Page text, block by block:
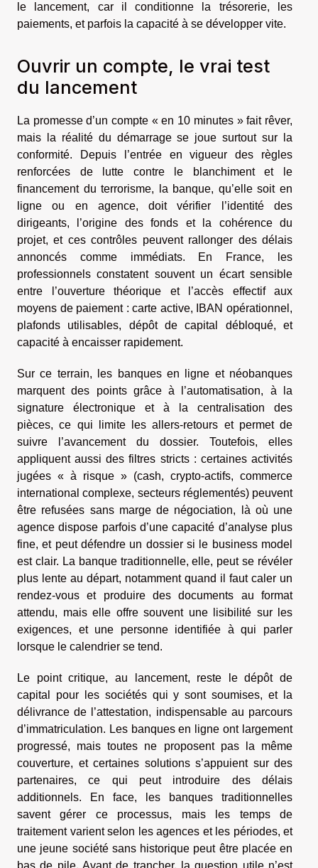
le lancement, car il conditionne la trésorerie, les
paiements, et parfois la capacité à se développer vite.
Ouvrir un compte, le vrai test
du lancement
La promesse d’un compte « en 10 minutes » fait rêver,
mais la réalité du démarrage se joue surtout sur la
conformité. Depuis l’entrée en vigueur des règles
renforcées de lutte contre le blanchiment et le
financement du terrorisme, la banque, qu’elle soit en
ligne ou en agence, doit vérifier l’identité des
dirigeants, l’origine des fonds et la cohérence du
projet, et ces contrôles peuvent rallonger des délais
annoncés comme immédiats. En France, les
professionnels constatent souvent un écart sensible
entre l’ouverture théorique et l’accès effectif aux
moyens de paiement : carte active, IBAN opérationnel,
plafonds utilisables, dépôt de capital débloqué, et
capacité à encaisser rapidement.
Sur ce terrain, les banques en ligne et néobanques
marquent des points grâce à l’automatisation, à la
signature électronique et à la centralisation des
pièces, ce qui limite les allers-retours et permet de
suivre l’avancement du dossier. Toutefois, elles
appliquent aussi des filtres stricts : certaines activités
jugées « à risque » (cash, crypto-actifs, commerce
international complexe, secteurs réglementés) peuvent
être refusées sans marge de négociation, là où une
agence dispose parfois d’une capacité d’analyse plus
fine, et peut défendre un dossier si le business model
est clair. La banque traditionnelle, elle, peut se révéler
plus lente au départ, notamment quand il faut caler un
rendez-vous et produire des documents au format
attendu, mais elle offre souvent une lisibilité sur les
exigences, et une personne identifiée à qui parler
lorsque le calendrier se tend.
Le point critique, au lancement, reste le dépôt de
capital pour les sociétés qui y sont soumises, et la
délivrance de l’attestation, indispensable au parcours
d’immatriculation. Les banques en ligne ont largement
progressé, mais toutes ne proposent pas la même
couverture, et certaines solutions s’appuient sur des
partenaires, ce qui peut introduire des délais
additionnels. En face, les banques traditionnelles
savent gérer ce processus, mais les temps de
traitement varient selon les agences et les périodes, et
une jeune société sans historique peut être placée en
bas de pile. Avant de trancher, la question utile n’est